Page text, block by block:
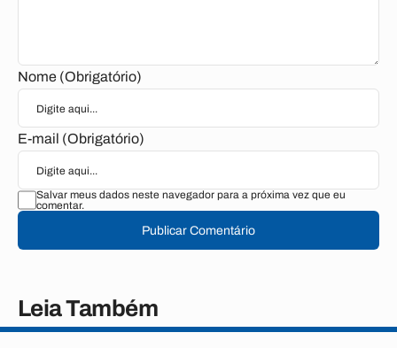
Nome (Obrigatório)
E-mail (Obrigatório)
Salvar meus dados neste navegador para a próxima vez que eu
comentar.
Publicar Comentário
Leia Também